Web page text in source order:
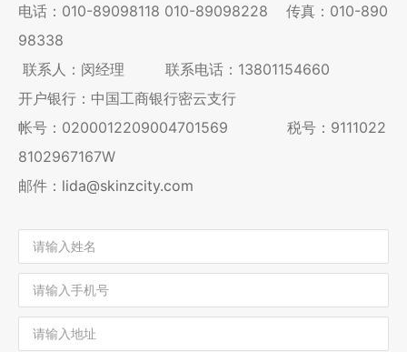
电话： 010-89098118 010-89098228 传真：010-890
98338
联系人：闵经理 联系电话：13801154660
开户银行：中国工商银行密云支行
帐号：0200012209004701569 税号：9111022
8102967167W
邮件： lida@skinzcity.com